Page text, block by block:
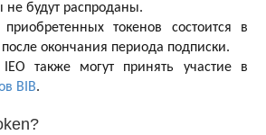
не будут распроданы.
приобретенных токенов состоится в
окончания периода подписки.
также могут принять участие в
BIB.